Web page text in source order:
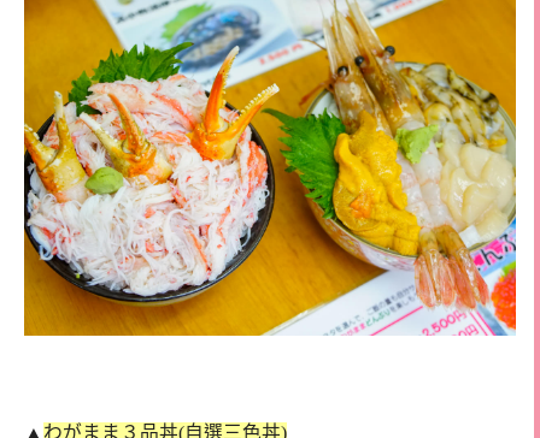
▲ わがまま３品丼(自選三色丼)